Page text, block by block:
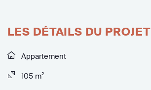
LES DÉTAILS DU PROJET
Appartement
105 m²